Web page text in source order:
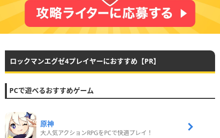
ロックマンエグゼ4プレイヤーにおすすめ【PR】
PCで遊べるおすすめゲーム
原神
大人気アクションRPGをPCで快適プレイ！